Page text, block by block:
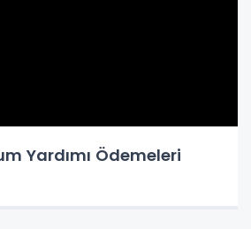
Yardımı Ödemeleri